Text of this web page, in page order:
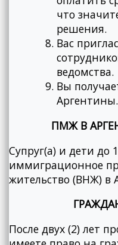
что
решения.
Вас
ведомства.
Вы
Аргентины.
ПМЖ В
Супруг(а) и дети до
иммиграционное
жительство (ВНЖ) в
После двух (2) лет